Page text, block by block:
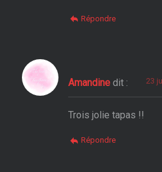
Répondre
Amandine dit : 23
Trois jolie tapas !!
Répondre